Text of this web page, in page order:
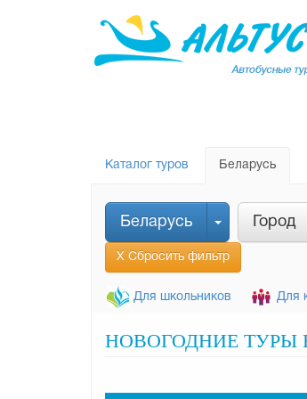
Каталог туров Беларусь
Беларусь Город
Х Сбросить фильтр
Для школьников Для
НОВОГОДНИЕ ТУРЫ